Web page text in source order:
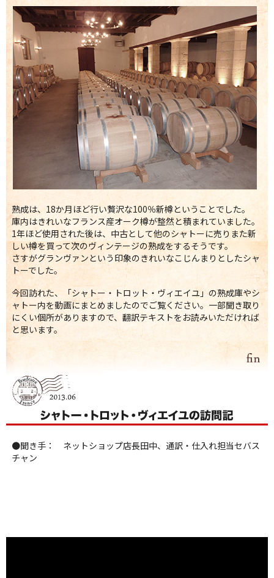
熟成は、18か月ほど行い贅沢な100％新樽ということでした。
庫内はきれいなフランス産オーク樽が整然と積まれていました。
1年ほど使用された後は、中古として他のシャトーに売りまた新
しい樽を買って次のヴィンテージの熟成をするそうです。
さすがグランヴァンという印象のきれいなこじんまりとしたシャ
トーでした。
今回訪れた、「シャトー・トロット・ヴィエイユ」の熟成庫やシ
ャトー内を動画にまとめましたのでご覧ください。一部聞き取り
にくい個所がありますので、翻訳テキストをお読みいただければ
と思います。
●聞き手： ネットショップ店長田中、通訳・仕入れ担当セバス
チャン